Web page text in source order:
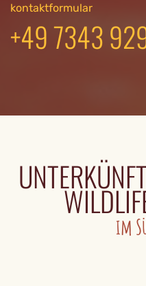
kontaktformular
+49 7343
im